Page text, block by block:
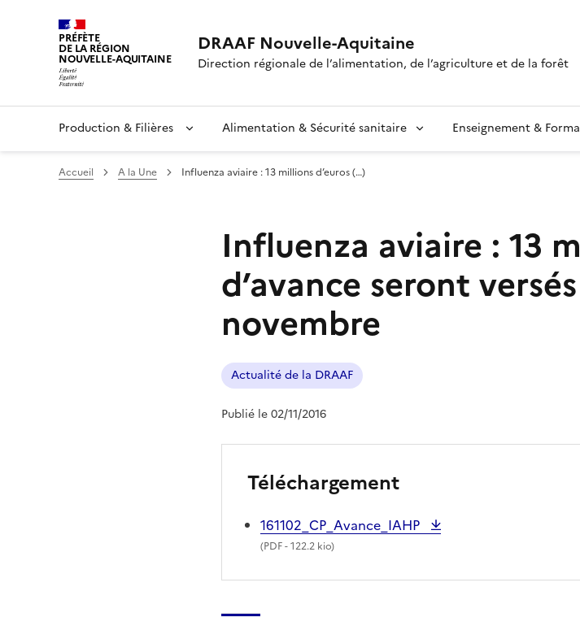
PRÉFÈTE
DE LA RÉGION
NOUVELLE-AQUITAINE
DRAAF Nouvelle-Aquitaine
Direction régionale de l’alimentation, de l’agriculture et de la forêt
Production & Filières Alimentation & Sécurité sanitaire Enseignement &
Accueil A la Une Influenza aviaire : 13 millions d’euros (…)
Influenza aviaire : 13
d’avance seront
novembre
Actualité de la DRAAF
Publié le 02/11/2016
Téléchargement
161102_CP_Avance_IAHP
(PDF- 122.2 kio)